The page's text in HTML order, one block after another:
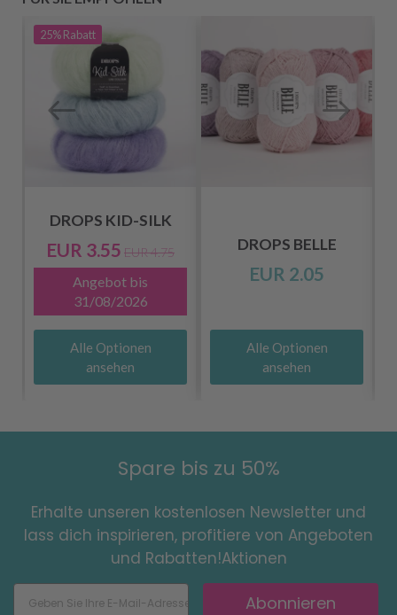
25%Rabatt
DROPS KID-SILK
EUR 3.55 EUR 4.75
Angebot bis
31/08/2026
Alle Optionen
ansehen
DROPS BELLE
EUR 2.05
Alle Optionen
ansehen
Spare bis zu 50%
Erhalte unseren kostenlosen Newsletter und
lass dich inspirieren, profitiere von Angeboten
und Rabatten!Aktionen
Abonnieren